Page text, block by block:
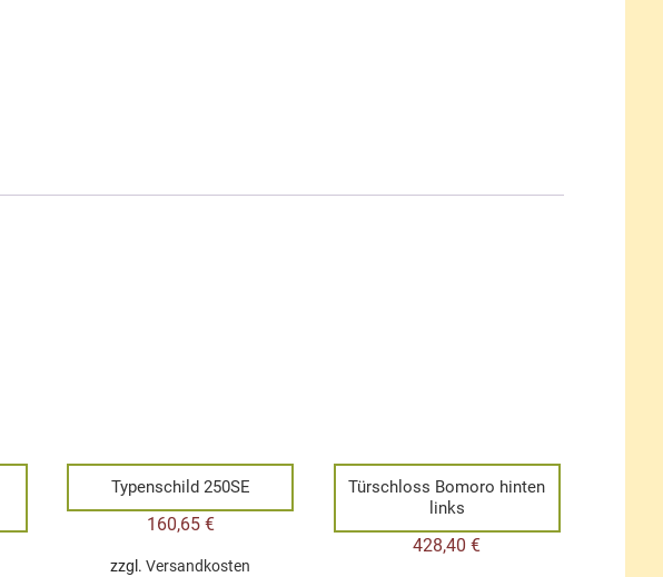
Typenschild 250SE
160,65 €
zzgl.Versandkosten
Türschloss Bomoro hinten
links
428,40€